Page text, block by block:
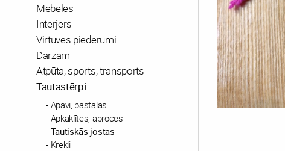
Mēbeles
Interjers
Virtuves piederumi
Dārzam
Atpūta, sports, transports
Tautastērpi
Apavi, pastalas
Apkaklītes, aproces
Tautiskās jostas
Krekli